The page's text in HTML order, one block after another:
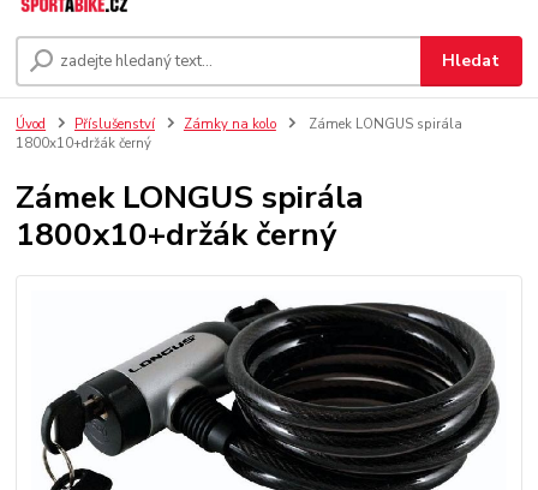
Hledat
Úvod Příslušenství Zámky na kolo
Zámek LONGUS spirála
1800x10+držák černý
Zámek LONGUS spirála
1800x10+držák černý